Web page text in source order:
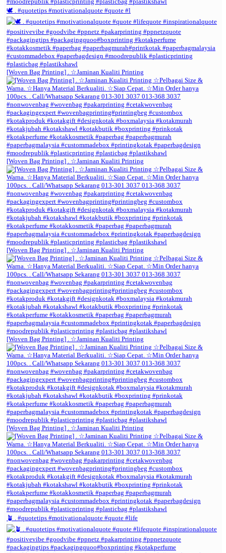
🕊️ . #quotetips #motivationalquote #quote #l
[Woven Bag Printing] . ☆Jaminan Kualiti Printing
[Woven Bag Printing] . ☆Jaminan Kualiti Printing
[Woven Bag Printing] . ☆Jaminan Kualiti Printing
[Woven Bag Printing] . ☆Jaminan Kualiti Printing
[Woven Bag Printing] . ☆Jaminan Kualiti Printing
🪴 . #quotetips #motivationalquote #quote #life